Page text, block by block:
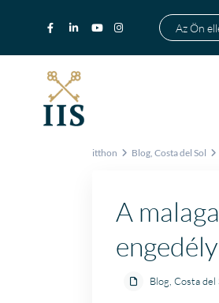
Az Ön
itthon Blog, Costa del Sol
A
Blog Costa del